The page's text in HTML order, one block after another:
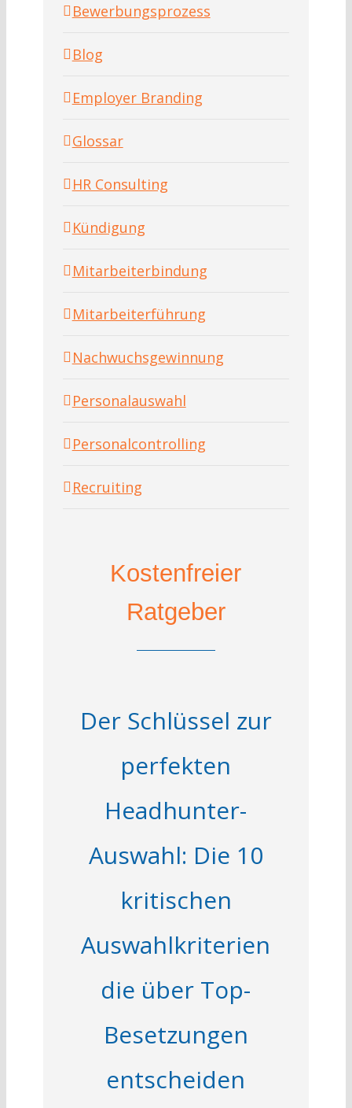
Bewerbungsprozess
Blog
Employer Branding
Glossar
HR Consulting
Kündigung
Mitarbeiterbindung
Mitarbeiterführung
Nachwuchsgewinnung
Personalauswahl
Personalcontrolling
Recruiting
Kostenfreier
Ratgeber
Der Schlüssel zur
perfekten
Headhunter-
Auswahl: Die 10
kritischen
Auswahlkriterien
die über Top-
Besetzungen
entscheiden